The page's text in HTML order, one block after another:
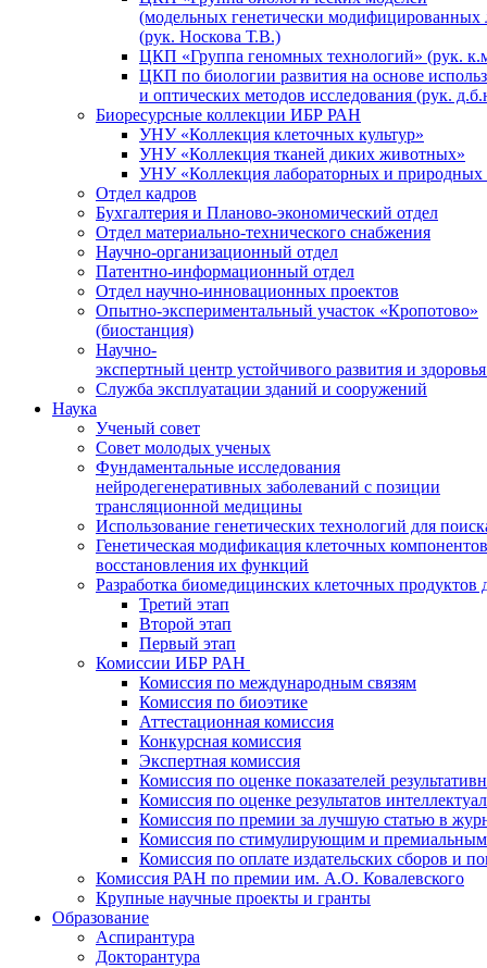
(модельных генетически
(рук. Носкова Т.В.)
ЦКП «Группа геномных технологий» (рук.
ЦКП по биологии развития на основе
и оптических методов исследования (рук.
Биоресурсные коллекции ИБР РАН
УНУ «Коллекция клеточных культур»
УНУ «Коллекция тканей диких животных»
УНУ «Коллекция лабораторных и природных
Отдел кадров
Бухгалтерия и Планово-экономический отдел
Отдел материально-технического снабжения
Научно-организационный отдел
Патентно-информационный отдел
Отдел научно-инновационных проектов
Опытно-экспериментальный участок «Кропотово»
(биостанция)
Научно-
экспертный центр устойчивого развития и
Служба эксплуатации зданий и сооружений
Наука
Ученый совет
Совет молодых ученых
Фундаментальные исследования
нейродегенеративных заболеваний с позиции
трансляционной медицины
Использование генетических технологий для
Генетическая модификация клеточных
восстановления их функций
Разработка биомедицинских клеточных продуктов
Третий этап
Второй этап
Первый этап
Комиссии ИБР РАН
Комиссия по международным связям
Комиссия по биоэтике
Аттестационная комиссия
Конкурсная комиссия
Экспертная комиссия
Комиссия по оценке показателей
Комиссия по оценке результатов
Комиссия по премии за лучшую статью в
Комиссия по стимулирующим и
Комиссия по оплате издательских сборов и
Комиссия РАН по премии им. А.О. Ковалевского
Крупные научные проекты и гранты
Образование
Аспирантура
Докторантура